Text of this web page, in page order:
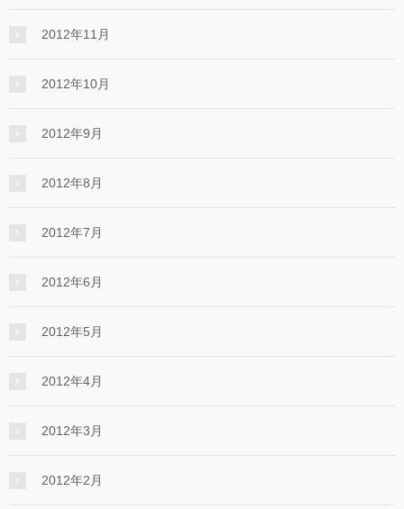
2012年11月
2012年10月
2012年9月
2012年8月
2012年7月
2012年6月
2012年5月
2012年4月
2012年3月
2012年2月